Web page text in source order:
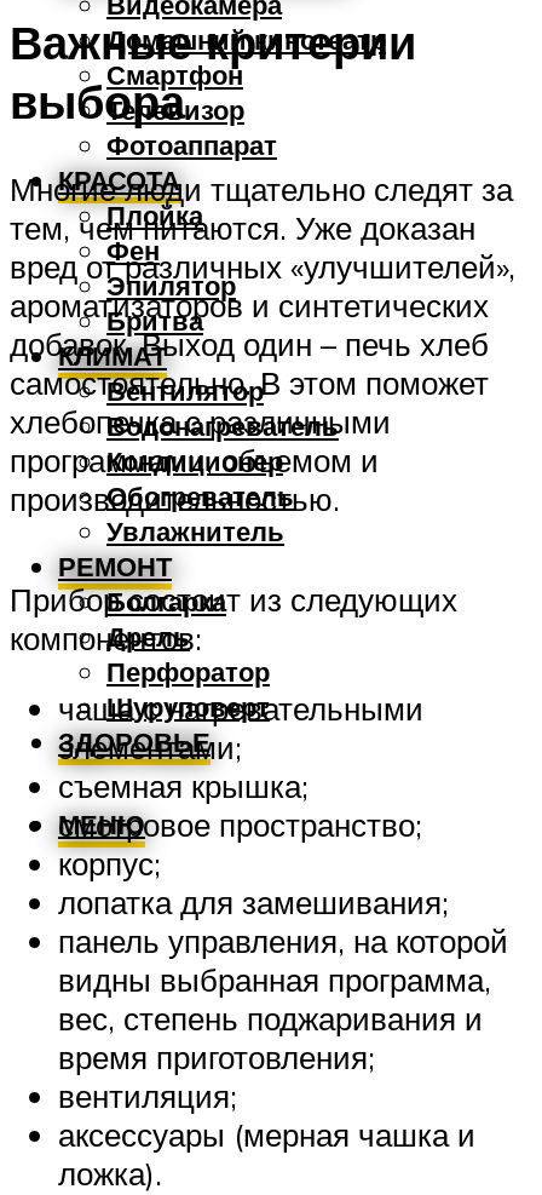
Домашний кинотеатр
Смартфон
Телевизор
Фотоаппарат
КРАСОТА
Плойка
Фен
Эпилятор
Бритва
КЛИМАТ
Вентилятор
Водонагреватель
Кондиционер
Обогреватель
Увлажнитель
РЕМОНТ
Болгарка
Дрель
Перфоратор
Шуруповерт
ЗДОРОВЬЕ
МЕНЮ
Важные критерии
выбора
Многие люди тщательно следят за
тем, чем питаются. Уже доказан
вред от различных «улучшителей»,
ароматизаторов и синтетических
добавок. Выход один – печь хлеб
самостоятельно. В этом поможет
хлебопечка с различными
программами, объемом и
производительностью.
Прибор состоит из следующих
компонентов:
чаша с нагревательными
элементами;
съемная крышка;
смотровое пространство;
корпус;
лопатка для замешивания;
панель управления, на которой
видны выбранная программа,
вес, степень поджаривания и
время приготовления;
вентиляция;
аксессуары (мерная чашка и
ложка).